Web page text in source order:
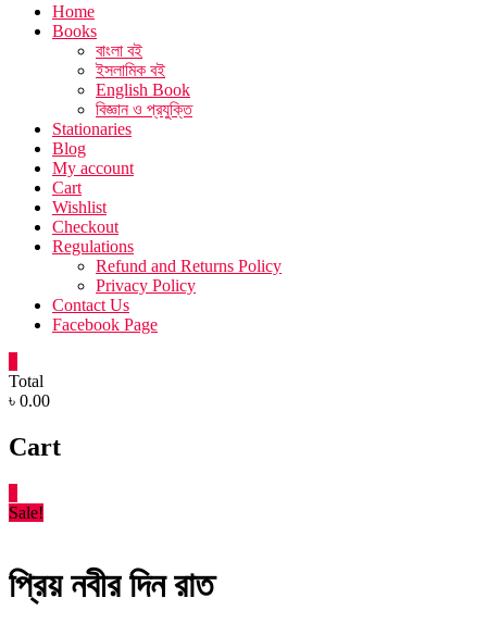
Home
Books
বাংলা বই
ইসলামিক বই
English Book
বিজ্ঞান ও প্রযুক্তি
Stationaries
Blog
My account
Cart
Wishlist
Checkout
Regulations
Refund and Returns Policy
Privacy Policy
Contact Us
Facebook Page
Total
৳ 0.00
Cart
Sale!
প্রিয় নবীর দিন রাত